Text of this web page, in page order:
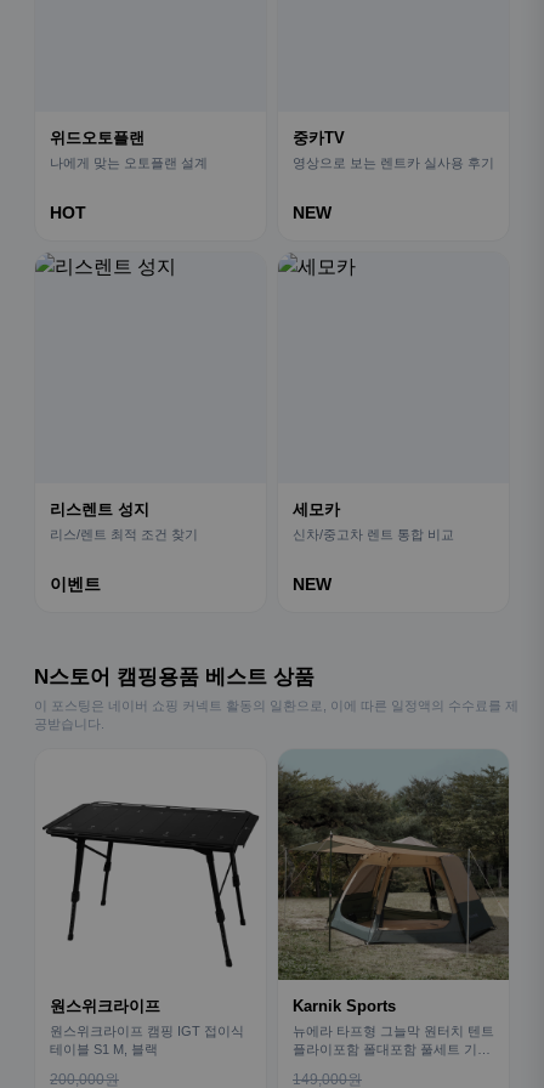
위드오토플랜
나에게 맞는 오토플랜 설계
HOT
중카TV
영상으로 보는 렌트카 실사용 후기
NEW
리스렌트 성지
리스/렌트 최적 조건 찾기
이벤트
세모카
신차/중고차 렌트 통합 비교
NEW
N스토어 캠핑용품 베스트 상품
이 포스팅은 네이버 쇼핑 커넥트 활동의 일환으로, 이에 따른 일정액의 수수료를 제
공받습니다.
원스위크라이프
원스위크라이프 캠핑 IGT 접이식
테이블 S1 M, 블랙
200,000원
Karnik Sports
뉴에라 타프형 그늘막 원터치 텐트
플라이포함 폴대포함 풀세트 기본
149,000원